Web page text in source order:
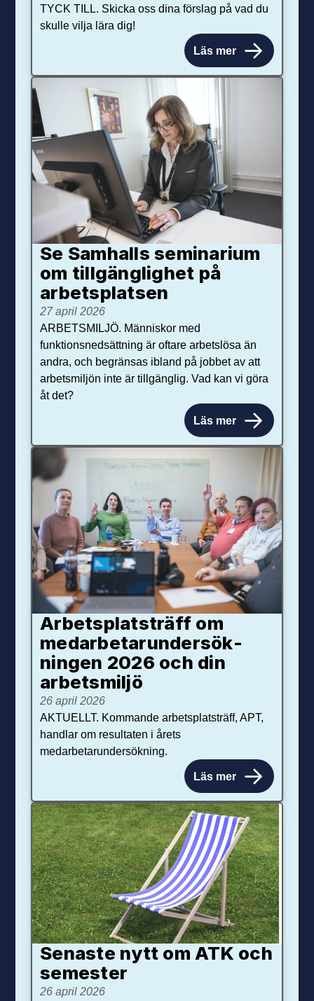
TYCK TILL. Skicka oss dina förslag på vad du
skulle vilja lära dig!
Läs mer
Se Samhalls seminarium
om tillgänglighet på
arbetsplatsen
27 april 2026
ARBETSMILJÖ. Människor med
funktionsnedsättning är oftare arbetslösa än
andra, och begränsas ibland på jobbet av att
arbetsmiljön inte är tillgänglig. Vad kan vi göra
åt det?
Läs mer
Arbetsplats­träff om
med­arbetar­under­sök­
ningen 2026 och din
arbets­miljö
26 april 2026
AKTUELLT. Kommande arbetsplatsträff, APT,
handlar om resultaten i årets
medarbetarundersökning.
Läs mer
Senaste nytt om ATK och
se­mester
26 april 2026